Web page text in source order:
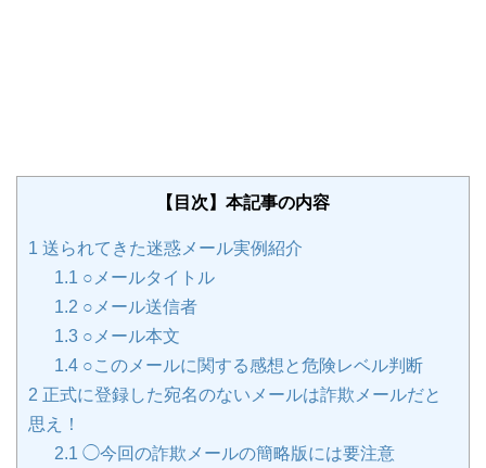
【目次】本記事の内容
1 送られてきた迷惑メール実例紹介
1.1 ○メールタイトル
1.2 ○メール送信者
1.3 ○メール本文
1.4 ○このメールに関する感想と危険レベル判断
2 正式に登録した宛名のないメールは詐欺メールだと
思え！
2.1 ◯今回の詐欺メールの簡略版には要注意